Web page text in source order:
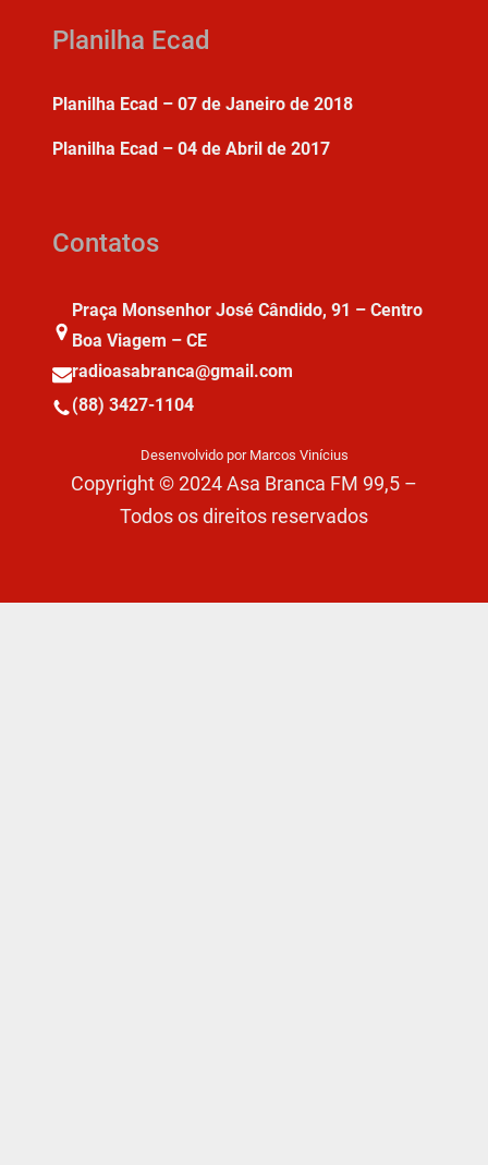
Planilha Ecad
Planilha Ecad – 07 de Janeiro de 2018
Planilha Ecad – 04 de Abril de 2017
Contatos
Praça Monsenhor José Cândido, 91 – Centro
Boa Viagem – CE
radioasabranca@gmail.com
(88) 3427-1104
Desenvolvido por Marcos Vinícius
Copyright © 2024 Asa Branca FM 99,5 –
Todos os direitos reservados